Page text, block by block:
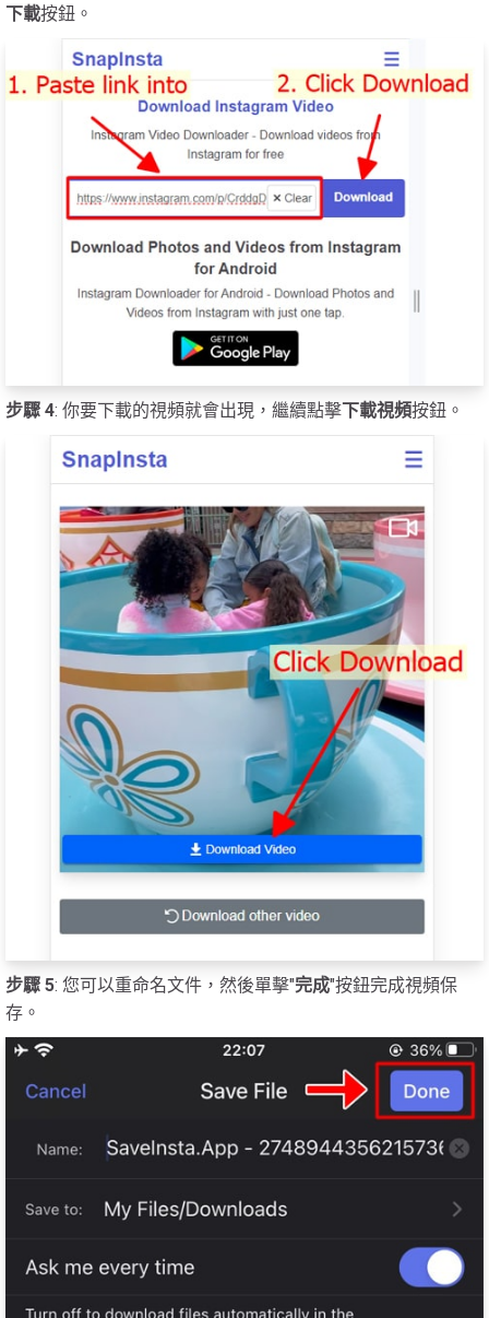
下載按鈕。
步驟 4: 你要下載的視頻就會出現，繼續點擊下載視頻按鈕。
步驟 5: 您可以重命名文件，然後單擊"完成"按鈕完成視頻保
存。